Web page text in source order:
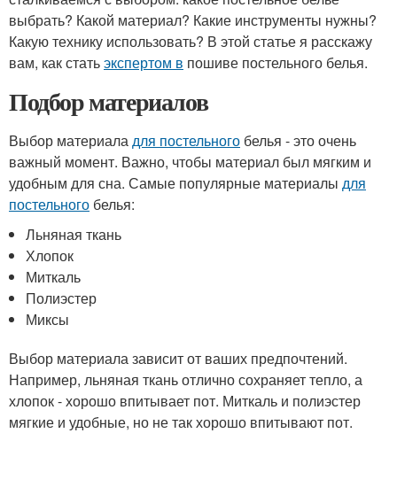
выбрать? Какой материал? Какие инструменты нужны?
Какую технику использовать? В этой статье я расскажу
вам, как статьэкспертом в пошиве постельного белья.
Подбор материалов
Выбор материаладля постельного белья - это очень
важный момент. Важно, чтобы материал был мягким и
удобным для сна. Самые популярные материалы для
постельного белья:
Льняная ткань
Хлопок
Миткаль
Полиэстер
Миксы
Выбор материала зависит от ваших предпочтений.
Например, льняная ткань отлично сохраняет тепло, а
хлопок - хорошо впитывает пот. Миткаль и полиэстер
мягкие и удобные, но не так хорошо впитывают пот.